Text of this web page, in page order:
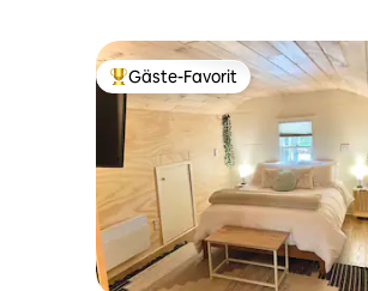
Beliebter Gäste-Favorit.
Gäste-Favorit